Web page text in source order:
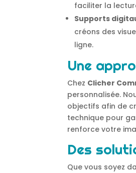
faciliter la
Supports
créons des
ligne.
Une
Chez Clicher
personnalisée.
objectifs afin de
technique pour
renforce votre
Des
Que vous soyez